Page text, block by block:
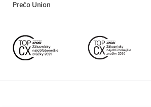
Prečo Union